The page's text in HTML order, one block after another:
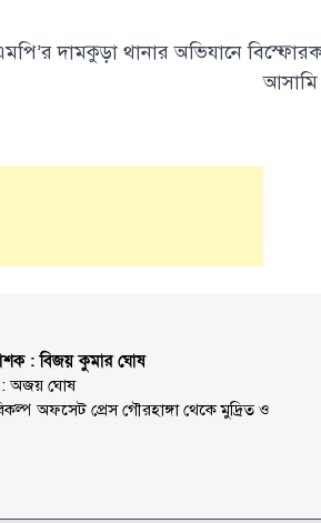
দামকুড়া থানার অভিযানে
আসামি
: বিজয় কুমার ঘোষ
: অজয় ঘোষ
অফসেট প্রেস গৌরহাঙ্গা থেকে মুদ্রিত ও